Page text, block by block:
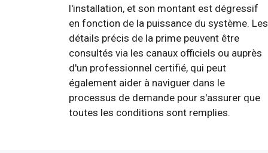
l'installation, et son montant est dégressif
en fonction de la puissance du système. Les
détails précis de la prime peuvent être
consultés via les canaux officiels ou auprès
d'un professionnel certifié, qui peut
également aider à naviguer dans le
processus de demande pour s'assurer que
toutes les conditions sont remplies.